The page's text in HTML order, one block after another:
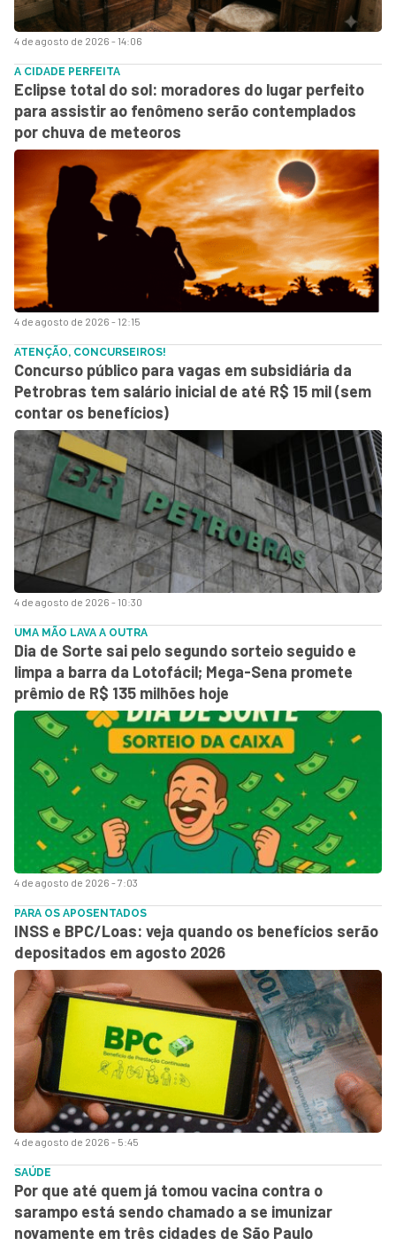
4 de agosto de 2026 - 14:06
4 de agosto de 2026 - 12:15
A CIDADE PERFEITA
Eclipse total do sol: moradores do lugar perfeito
para assistir ao fenômeno serão contemplados
por chuva de meteoros
4 de agosto de 2026 - 10:30
ATENÇÃO, CONCURSEIROS!
Concurso público para vagas em subsidiária da
Petrobras tem salário inicial de até R$ 15 mil (sem
contar os benefícios)
4 de agosto de 2026 - 7:03
UMA MÃO LAVA A OUTRA
Dia de Sorte sai pelo segundo sorteio seguido e
limpa a barra da Lotofácil; Mega-Sena promete
prêmio de R$ 135 milhões hoje
4 de agosto de 2026 - 5:45
PARA OS APOSENTADOS
INSS e BPC/Loas: veja quando os benefícios serão
depositados em agosto 2026
SAÚDE
Por que até quem já tomou vacina contra o
sarampo está sendo chamado a se imunizar
novamente em três cidades de São Paulo